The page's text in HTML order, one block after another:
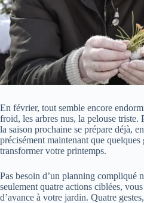
En février, tout semble encore
froid, les arbres nus, la pelouse triste.
la saison prochaine se prépare déjà,
précisément maintenant que quelques
transformer votre printemps.
Pas besoin d’un planning compliqué
seulement quatre actions ciblées,
d’avance à votre jardin. Quatre